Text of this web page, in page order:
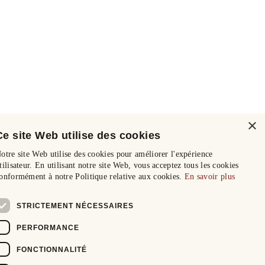
×
site Web utilise des cookies
site Web utilise des cookies pour améliorer l'expérience
En utilisant notre site Web, vous acceptez tous les cookies
à notre Politique relative aux cookies. En savoir plus
STRICTEMENT NÉCESSAIRES
PERFORMANCE
FONCTIONNALITÉ